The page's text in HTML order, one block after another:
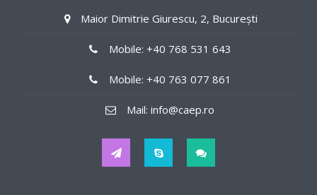
85$/weekly
Maior Dimitrie Giurescu, 2, București
Mobile: +40 768 531 643
Mobile: +40 763 077 861
Mail: info@caep.ro